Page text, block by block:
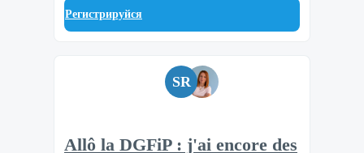
Регистрируйся
SR
Allô la DGFiP : j'ai encore des